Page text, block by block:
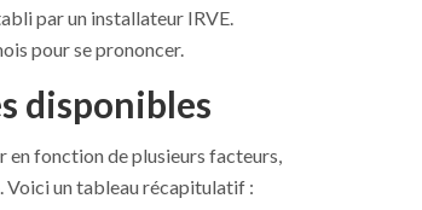
par un installateur IRVE.
pour se prononcer.
disponibles
en fonction de plusieurs facteurs,
Voici un tableau récapitulatif :